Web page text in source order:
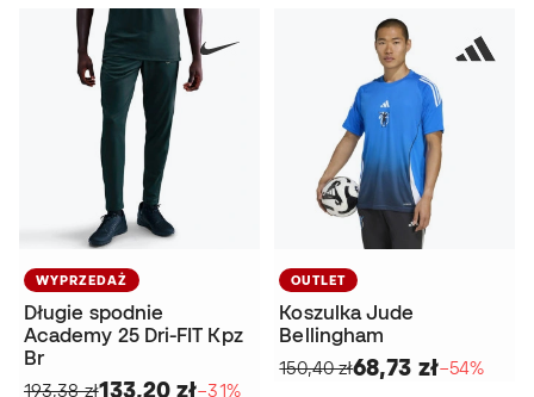
WYPRZEDAŻ
Długie spodnie
Academy 25 Dri-FIT Kpz
Br
193,38 zł133,20 zł−31%
OUTLET
Koszulka Jude
Bellingham
150,40 zł68,73 zł−54%